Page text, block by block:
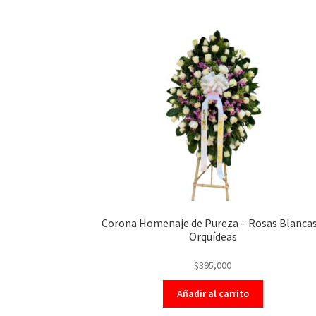
Corona Homenaje de Pureza – Rosas
Orquídeas
$395,000
Añadir al carrito